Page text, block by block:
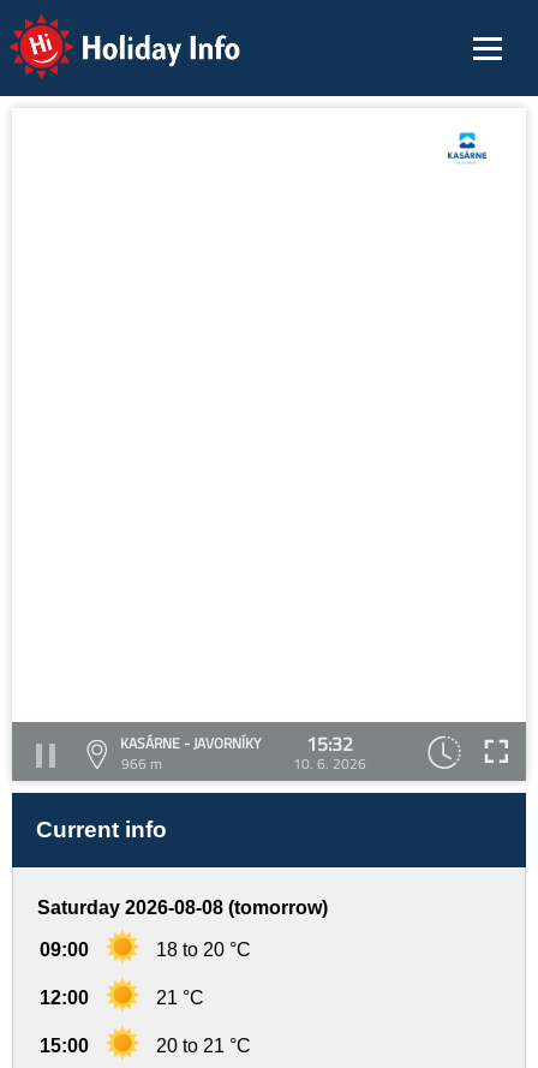
Holiday Info
KASÁRNE - JAVORNÍKY
966 m
15:32
10. 6. 2026
Current info
Saturday 2026-08-08 (tomorrow)
09:00 18 to 20 °C
12:00 21 °C
15:00 20 to 21 °C